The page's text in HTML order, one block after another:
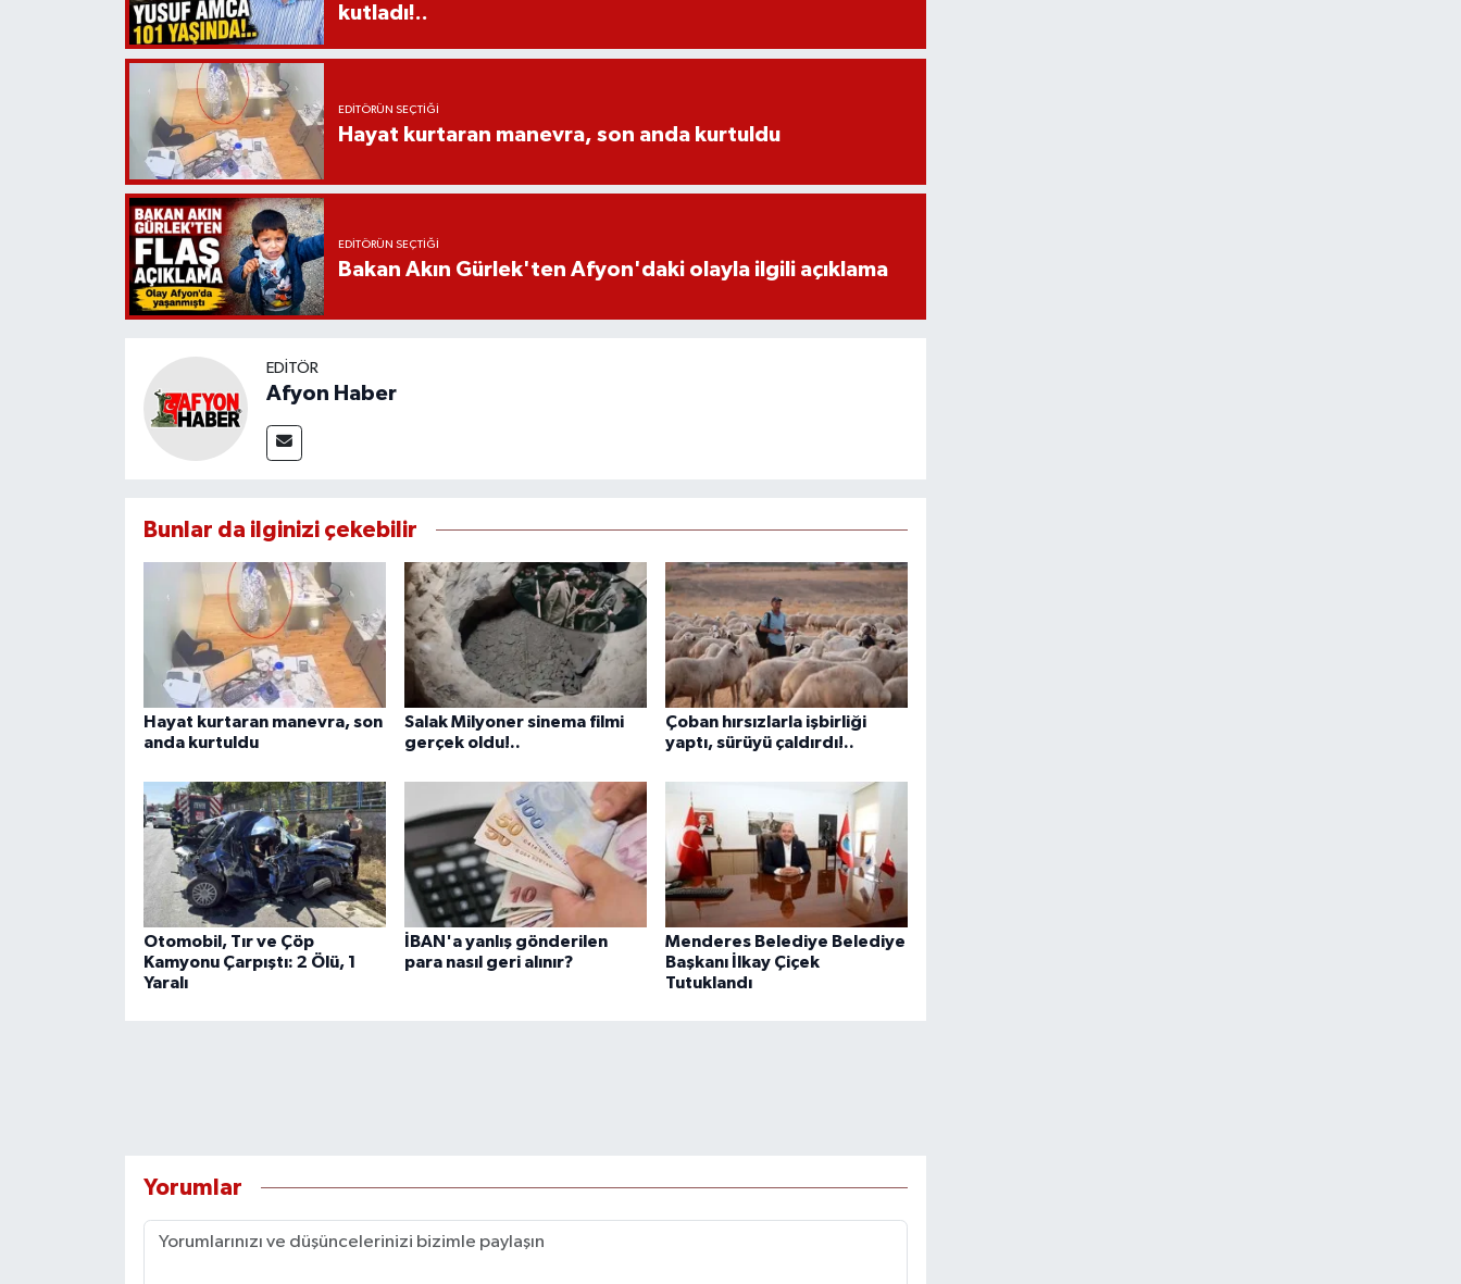
kutladı!..
EDITÖRÜN SEÇTIĞI
Hayat kurtaran manevra, son anda kurtuldu
EDITÖRÜN SEÇTIĞI
Bakan Akın Gürlek'ten Afyon'daki olayla ilgili açıklama
EDITÖR
Afyon Haber
Bunlar da ilginizi çekebilir
Hayat kurtaran manevra, son
anda kurtuldu
Salak Milyoner sinema filmi
gerçek oldu!..
Çoban hırsızlarla işbirliği
yaptı, sürüyü çaldırdı!..
Otomobil, Tır ve Çöp
Kamyonu Çarpıştı: 2 Ölü, 1
Yaralı
İBAN'a yanlış gönderilen
para nasıl geri alınır?
Menderes Belediye Belediye
Başkanı İlkay Çiçek
Tutuklandı
Yorumlar